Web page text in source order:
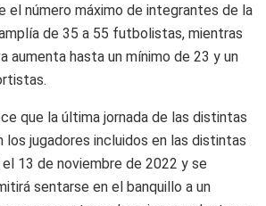
el número máximo de integrantes de la
de 35 a 55 futbolistas, mientras
aumenta hasta un mínimo de 23 y un
que la última jornada de las distintas
los jugadores incluidos en las distintas
13 de noviembre de 2022 y se
sentarse en el banquillo a un